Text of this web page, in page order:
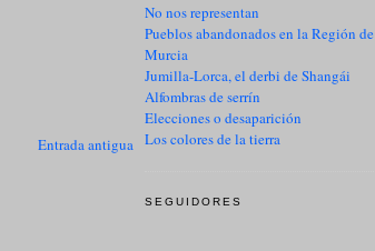
Entrada antigua
No nos representan
Pueblos abandonados en la Región de
Murcia
Jumilla-Lorca, el derbi de Shangái
Alfombras de serrín
Elecciones o desaparición
Los colores de la tierra
SEGUIDORES